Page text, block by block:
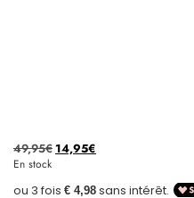
49,95€14,95€
En stock